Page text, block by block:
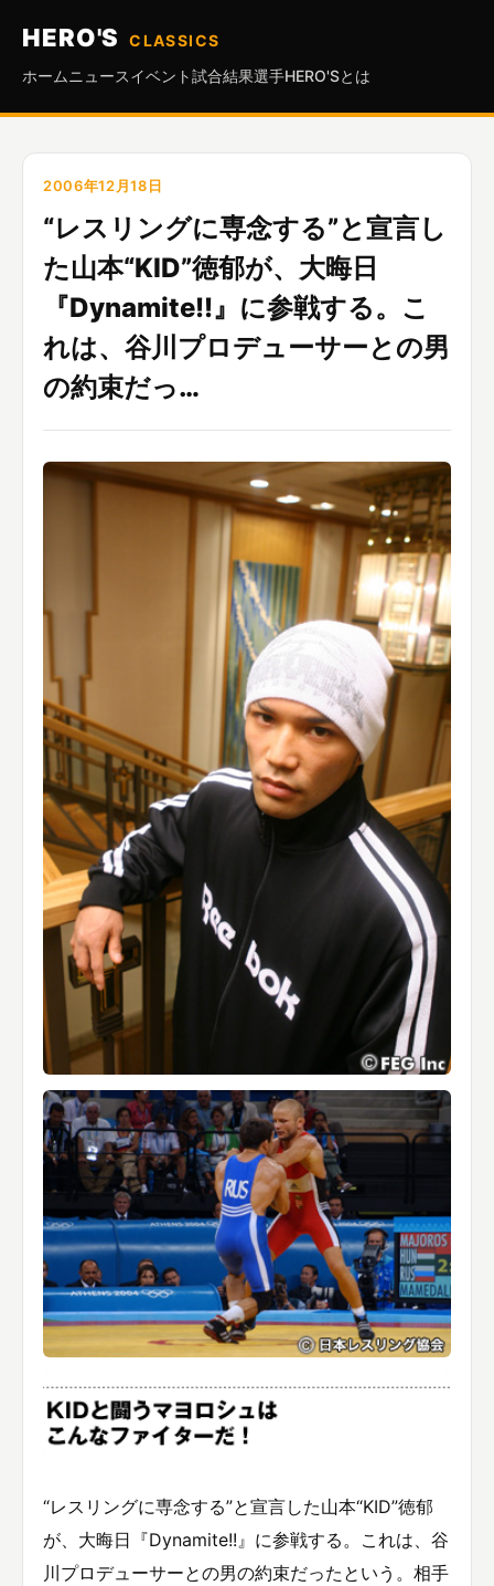
HERO'S
CLASSICS
ホーム ニュースイベント試合結果選手HERO'Sとは
2006年12月18日
“レスリングに専念する”と宣言し
た山本“KID”徳郁が、大晦日
『Dynamite!!』に参戦する。こ
れは、谷川プロデューサーとの男
の約束だっ…
“レスリングに専念する”と宣言した山本“KID”徳郁
が、大晦日『Dynamite!!』に参戦する。これは、谷
川プロデューサーとの男の約束だったという。相手